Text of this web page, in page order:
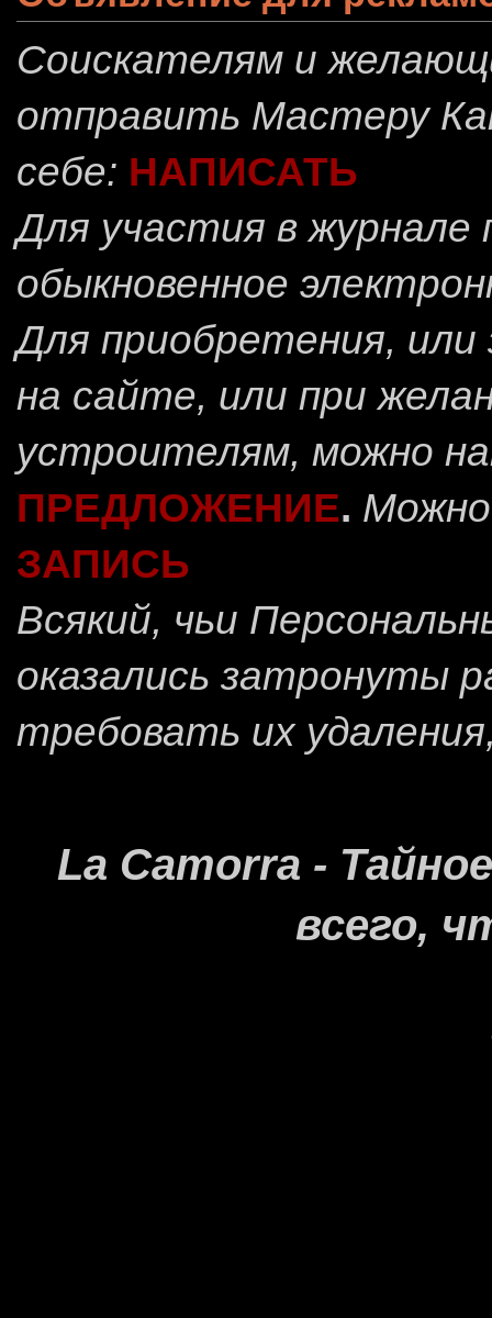
Соискателям и
отправить Мастеру
себе: НАПИСАТЬ
Для участия в
обыкновенное
Для приобретения, или
на сайте, или при
устроителям, можно
ПРЕДЛОЖЕНИЕ.
ЗАПИСЬ
Всякий, чьи
оказались затронуты
требовать их
La Camorra -
всего,